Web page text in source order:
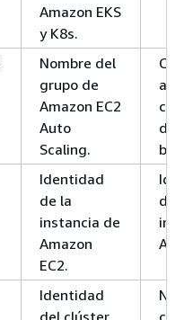
Amazon EKS
y K8s.
Nombre del
grupo de
Amazon EC2
Auto
Scaling.
con
Identidad
de la
instancia de
Amazon
EC2.
de
Identidad
del clúster